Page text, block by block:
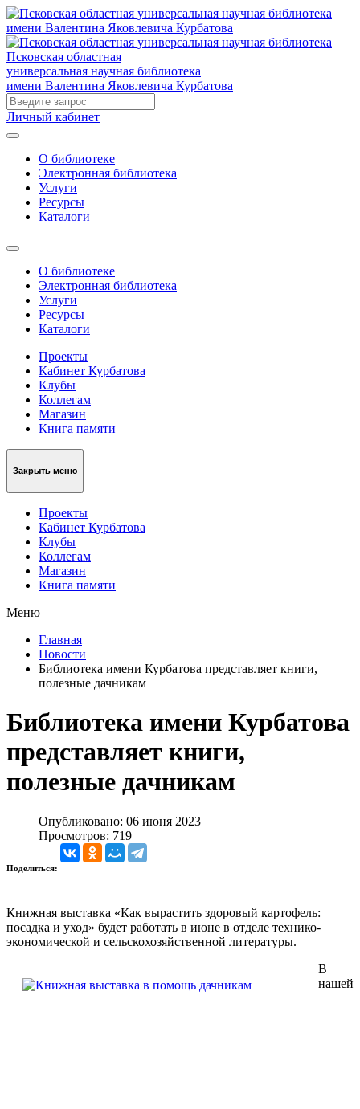
Псковская областная
универсальная научная библиотека
имени Валентина Яковлевича Курбатова
Личный кабинет
О библиотеке
Электронная библиотека
Услуги
Ресурсы
Каталоги
О библиотеке
Электронная библиотека
Услуги
Ресурсы
Каталоги
Проекты
Кабинет Курбатова
Клубы
Коллегам
Магазин
Книга памяти
Закрыть меню
Проекты
Кабинет Курбатова
Клубы
Коллегам
Магазин
Книга памяти
Меню
Главная
Новости
Библиотека имени Курбатова представляет книги,
полезные дачникам
Библиотека имени Курбатова
представляет книги,
полезные дачникам
Опубликовано: 06 июня 2023
Просмотров: 719
Поделиться:
Книжная выставка «Как вырастить здоровый картофель:
посадка и уход» будет работать в июне в отделе технико-
экономической и сельскохозяйственной литературы.
В
нашей